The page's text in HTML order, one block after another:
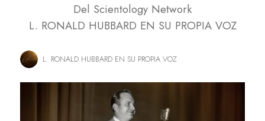
Del Scientology Network
L. RONALD HUBBARD EN SU PROPIA VOZ
L. RONALD HUBBARD EN SU PROPIA VOZ